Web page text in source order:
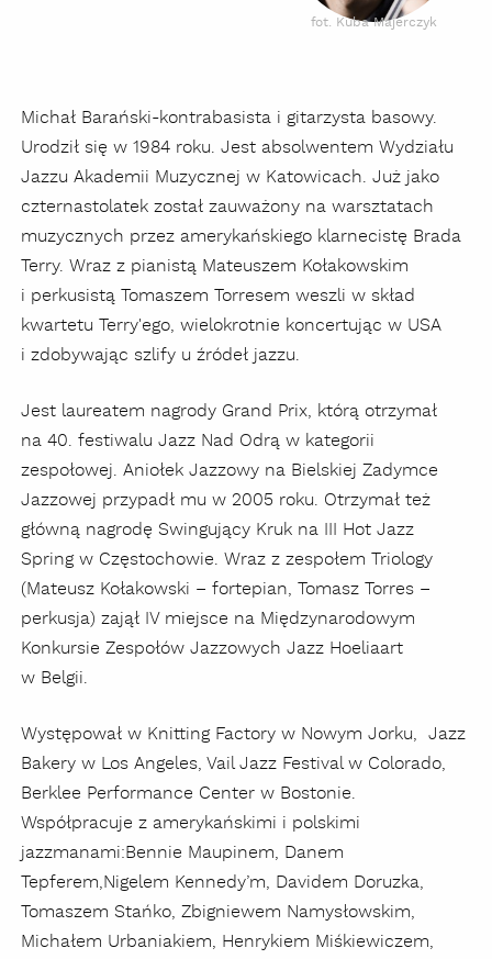
fot. Kuba Majerczyk
Michał Barański-kontrabasista i gitarzysta basowy.
Urodził się w 1984 roku. Jest absolwentem Wydziału
Jazzu Akademii Muzycznej w Katowicach. Już jako
czternastolatek został zauważony na warsztatach
muzycznych przez amerykańskiego klarnecistę Brada
Terry. Wraz z pianistą Mateuszem Kołakowskim
i perkusistą Tomaszem Torresem weszli w skład
kwartetu Terry'ego, wielokrotnie koncertując w USA
i zdobywając szlify u źródeł jazzu.
Jest laureatem nagrody Grand Prix, którą otrzymał
na 40. festiwalu Jazz Nad Odrą w kategorii
zespołowej. Aniołek Jazzowy na Bielskiej Zadymce
Jazzowej przypadł mu w 2005 roku. Otrzymał też
główną nagrodę Swingujący Kruk na III Hot Jazz
Spring w Częstochowie. Wraz z zespołem Triology
(Mateusz Kołakowski – fortepian, Tomasz Torres –
perkusja) zajął IV miejsce na Międzynarodowym
Konkursie Zespołów Jazzowych Jazz Hoeliaart
w Belgii.
Występował w Knitting Factory w Nowym Jorku, Jazz
Bakery w Los Angeles, Vail Jazz Festival w Colorado,
Berklee Performance Center w Bostonie.
Współpracuje z amerykańskimi i polskimi
jazzmanami:Bennie Maupinem, Danem
Tepferem,Nigelem Kennedy’m, Davidem Doruzka,
Tomaszem Stańko, Zbigniewem Namysłowskim,
Michałem Urbaniakiem, Henrykiem Miśkiewiczem,